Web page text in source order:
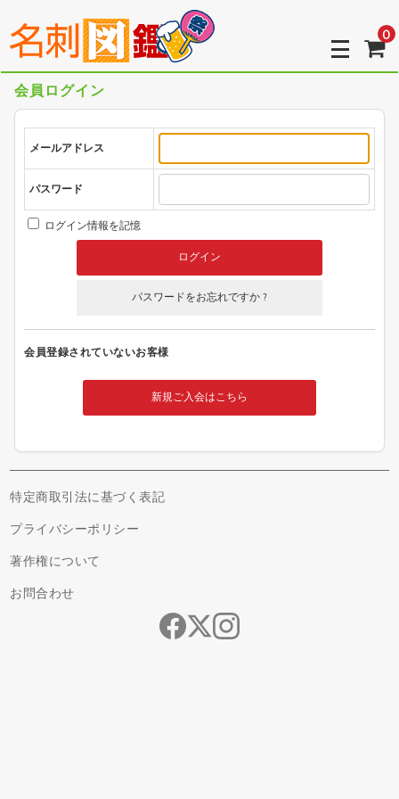
0
会員ログイン
メールアドレス
パスワード
ログイン情報を記憶
パスワードをお忘れですか ?
会員登録されていないお客様
新規ご入会はこちら
特定商取引法に基づく表記
プライバシーポリシー
著作権について
お問合わせ